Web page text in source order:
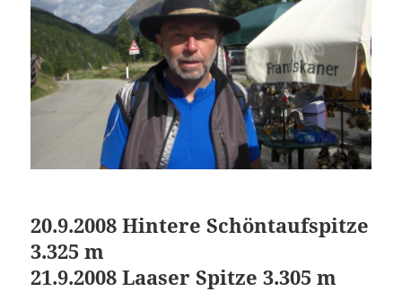
20.9.2008 Hintere Schöntaufspitze
3.325 m
21.9.2008 Laaser Spitze 3.305 m